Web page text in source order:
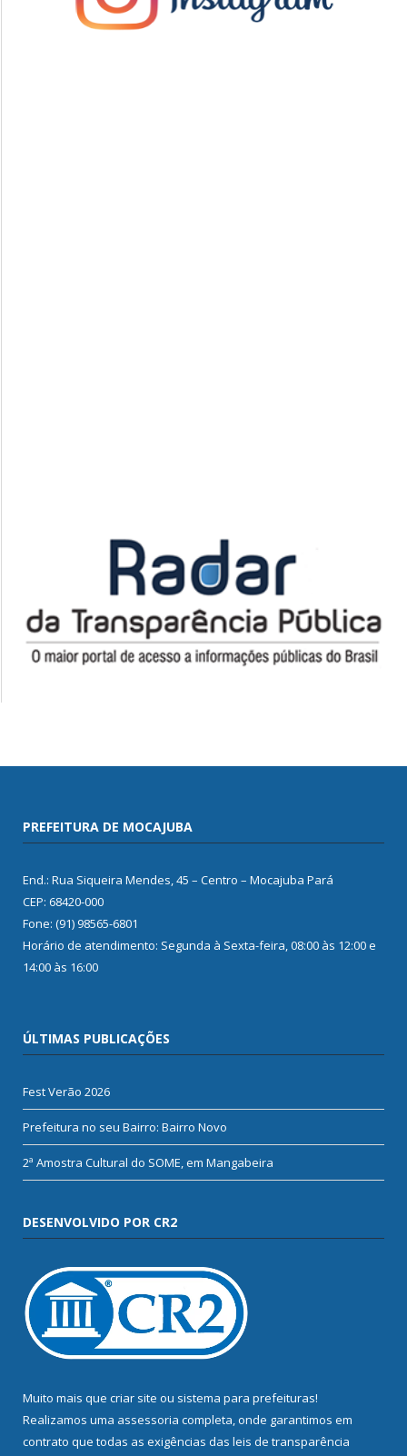
PREFEITURA DE MOCAJUBA
End.: Rua Siqueira Mendes, 45 – Centro – Mocajuba Pará
CEP: 68420-000
Fone: (91) 98565-6801
Horário de atendimento: Segunda à Sexta-feira, 08:00 às 12:00 e
14:00 às 16:00
ÚLTIMAS PUBLICAÇÕES
Fest Verão 2026
Prefeitura no seu Bairro: Bairro Novo
2ª Amostra Cultural do SOME, em Mangabeira
DESENVOLVIDO POR CR2
Muito mais que criar site ou sistema para prefeituras!
Realizamos uma assessoria completa, onde garantimos em
contrato que todas as exigências das leis de transparência